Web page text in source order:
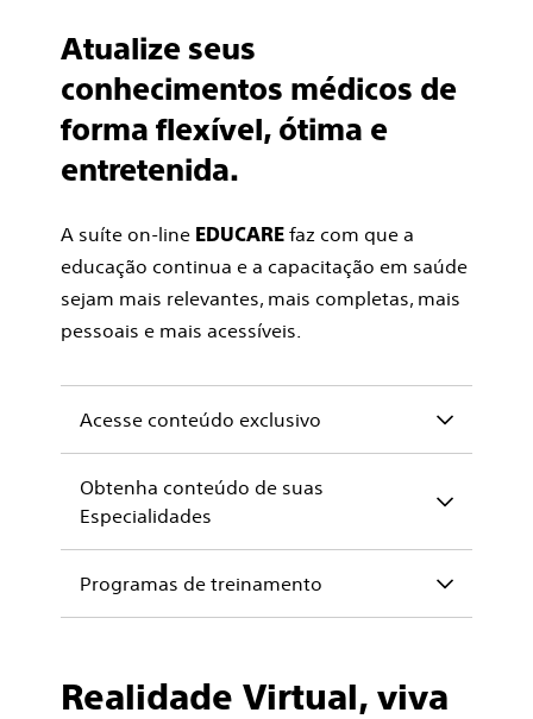
Atualize seus
conhecimentos médicos de
forma flexível, ótima e
entretenida.
A suíte on-line EDUCARE faz com que a
educação continua e a capacitação em saúde
sejam mais relevantes, mais completas, mais
pessoais e mais acessíveis.
Acesse conteúdo exclusivo
Obtenha conteúdo de suas
Especialidades
Programas de treinamento
Realidade Virtual, viva